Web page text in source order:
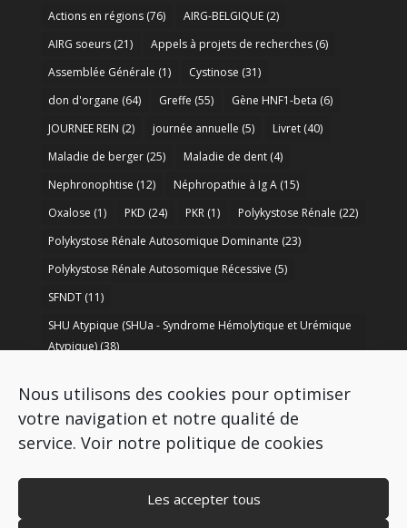
Nous utilisons des cookies pour optimiser
votre navigation et notre qualité de
service. Voir notre politique de cookies
Les accepter tous
Actions en régions(76) AIRG-BELGIQUE(2)
AIRG soeurs(21) Appels à projets de recherches(6)
Assemblée Générale (1) Cystinose (31)
don d'organe (64) Greffe (55) Gène HNF1-beta (6)
JOURNEE REIN (2) journée annuelle (5) Livret(40)
Maladie de berger(25) Maladie de dent(4)
Nephronophtise (12) Néphropathie à Ig A(15)
Oxalose (1) PKD (24) PKR(1) Polykystose Rénale (22)
Polykystose Rénale Autosomique Dominante (23)
Polykystose Rénale Autosomique Récessive (5)
SFNDT(11)
SHU Atypique (SHUa - Syndrome Hémolytique et Urémique
Atypique)(38)
Syndrome de Bartter(8) Syndrome d’Alport(37)